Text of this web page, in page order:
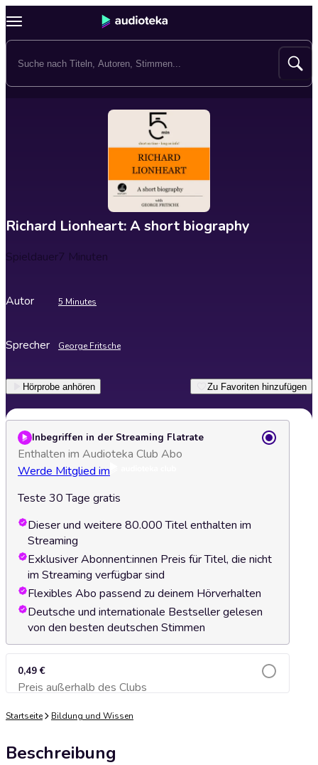
Richard Lionheart: A short biography
Spieldauer7 Minuten
Autor 5 Minutes
Sprecher George Fritsche
Hörprobe anhören Zu Favoriten hinzufügen
Inbegriffen in der Streaming Flatrate
Enthalten im Audioteka Club Abo
Werde Mitglied im
Teste 30 Tage gratis
Dieser und weitere 80.000 Titel enthalten im
Streaming
Exklusiver Abonnent:innen Preis für Titel, die nicht
im Streaming verfügbar sind
Flexibles Abo passend zu deinem Hörverhalten
Deutsche und internationale Bestseller gelesen
von den besten deutschen Stimmen
0,49 €
Preis außerhalb des ClubsZum Warenkorb hinzufügen
Startseite Bildung und Wissen
Beschreibung